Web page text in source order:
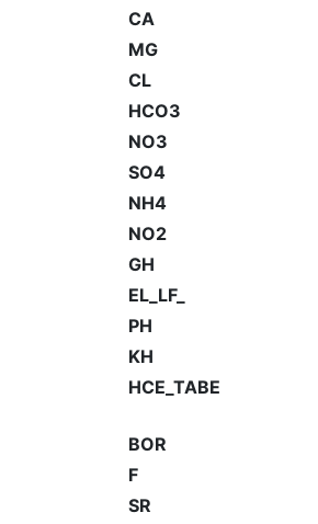
CA
MG
CL
HCO3
NO3
SO4
NH4
NO2
GH
EL_LF_
PH
KH
HCE_TABE
BOR
F
SR